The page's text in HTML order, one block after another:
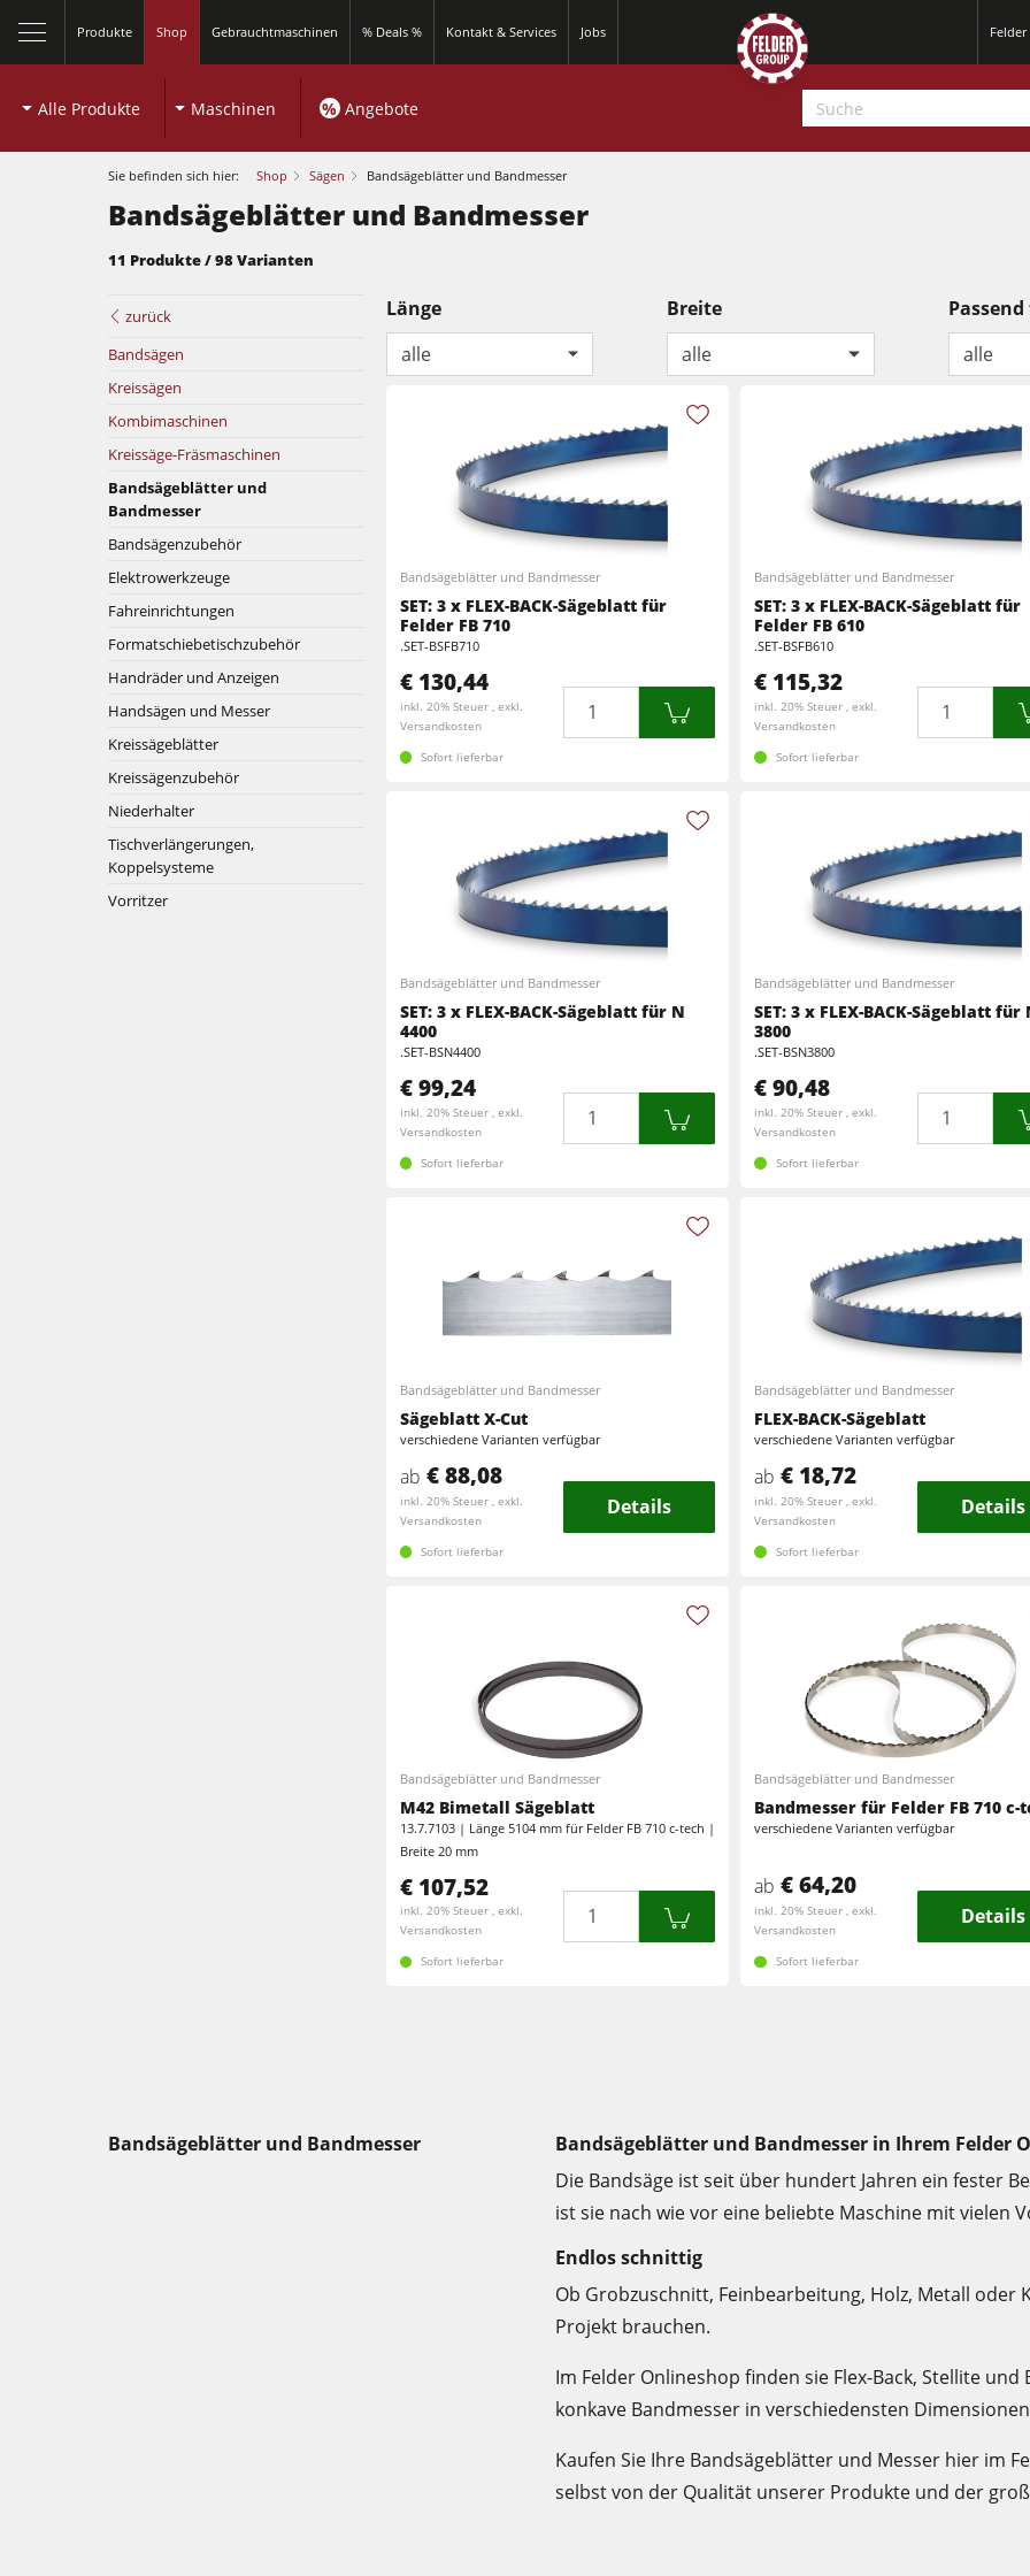
Produkte Shop Gebrauchtmaschinen % Deals % Kontakt & Services Jobs
Kreissägen und Formatkreissägen Hobelmaschinen
Kombimaschinen CNC-Bearbeitungszentren
Kantenanleimmaschinen CNC Fenster- und Türenbearbeitung
Breitbandschleifmaschinen Langband- & Kantenschleifmaschinen
Bürst- und Bürstschleifmaschinen Bandsägen
Bohrmaschinen
Brikettierpressen Heizplattenpressen & Vakuumpressen
Reinluftabsauggeräte & Entstauber
Werkstattausrüstung
Automatisierung & Materialhandling
Kreissägen und Formatkreissägen Hobelmaschinen
Fräsmaschinen Kreissäge-Fräsmaschinen
Kantenanleimmaschinen Schleifmaschinen
Bürstmaschine
Druckbalkensägen & Plattenaufteilsägen
Absauggeräte & Entstauber
Alle Produkte Maschinen % Angebote
Sie befinden sich hier: Shop Sägen Bandsägeblätter und Bandmesser
Bandsägeblätter und Bandmesser
11 Produkte / 98 Varianten
zurück
Bandsägen
Kreissägen
Kombimaschinen
Kreissäge-Fräsmaschinen
Bandsägeblätter und
Bandmesser
Bandsägenzubehör
Elektrowerkzeuge
Fahreinrichtungen
Formatschiebetischzubehör
Handräder und Anzeigen
Handsägen und Messer
Kreissägeblätter
Kreissägenzubehör
Niederhalter
Tischverlängerungen,
Koppelsysteme
Vorritzer
Länge
alle
Breite
alle
alle
Bandsägeblätter und Bandmesser
SET: 3 x FLEX-BACK-Sägeblatt für
Felder FB 710
.SET-BSFB710
€ 130,44
inkl. 20% Steuer , exkl.
Versandkosten
Sofort lieferbar
Bandsägeblätter und Bandmesser
SET: 3 x FLEX-BACK-Sägeblatt für
Felder FB 610
.SET-BSFB610
€ 115,32
inkl. 20% Steuer , exkl.
Versandkosten
Sofort lieferbar
Bandsägeblätter und Bandmesser
SET: 3 x FLEX-BACK-Sägeblatt für N
4400
.SET-BSN4400
€ 99,24
inkl. 20% Steuer , exkl.
Versandkosten
Sofort lieferbar
Bandsägeblätter und Bandmesser
SET: 3 x FLEX-BACK-Sägeblatt für
3800
.SET-BSN3800
€ 90,48
inkl. 20% Steuer , exkl.
Versandkosten
Sofort lieferbar
Bandsägeblätter und Bandmesser
Sägeblatt X-Cut
verschiedene Varianten verfügbar
ab € 88,08
inkl. 20% Steuer , exkl.
Versandkosten
Details
Sofort lieferbar
Bandsägeblätter und Bandmesser
FLEX-BACK-Sägeblatt
verschiedene Varianten verfügbar
ab € 18,72
inkl. 20% Steuer , exkl.
Versandkosten
Details
Sofort lieferbar
Bandsägeblätter und Bandmesser
M42 Bimetall Sägeblatt
13.7.7103 | Länge 5104 mm für Felder FB 710 c-tech |
Breite 20 mm
€ 107,52
inkl. 20% Steuer , exkl.
Versandkosten
Sofort lieferbar
Bandsägeblätter und Bandmesser
Bandmesser für Felder FB 710 c-
verschiedene Varianten verfügbar
ab € 64,20
inkl. 20% Steuer , exkl.
Versandkosten
Details
Sofort lieferbar
Bandsägeblätter und Bandmesser
Bandsägeblätter und Bandmesser in Ihrem Felder
Die Bandsäge ist seit über hundert Jahren ein fester
ist sie nach wie vor eine beliebte Maschine mit vielen
Endlos schnittig
Ob Grobzuschnitt, Feinbearbeitung, Holz, Metall
Projekt brauchen.
Im Felder Onlineshop finden sie Flex-Back, Stellite
konkave Bandmesser in verschiedensten
Kaufen Sie Ihre Bandsägeblätter und Messer hier im
selbst von der Qualität unserer Produkte und der